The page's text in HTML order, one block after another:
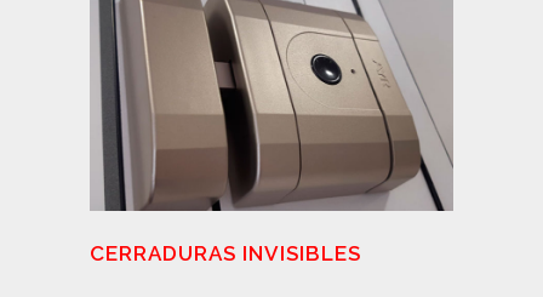
CERRADURAS INVISIBLES